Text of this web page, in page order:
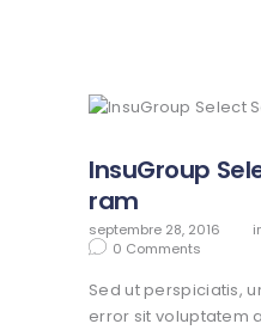
InsuGroup
ram
septembre 28, 2016
0 Comments
Sed ut perspiciatis,
error sit voluptatem